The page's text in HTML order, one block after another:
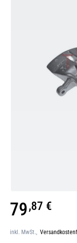
Galerie
öffnen
79,87 €
inkl. MwSt.,